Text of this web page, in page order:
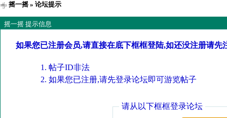
摇一摇» 论坛提示
摇一摇 提示信息
如果您已注册会员,请直接在底下框框登陆,如还没注册请先
帖子ID非法
如果您已注册,请先登录论坛即可游览帖子
请从以下框框登录论坛